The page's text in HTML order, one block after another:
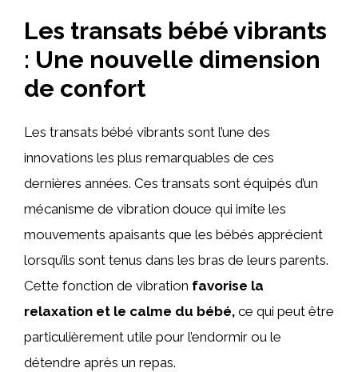
Les transats bébé vibrants
: Une nouvelle dimension
de confort
Les transats bébé vibrants sont l’une des
innovations les plus remarquables de ces
dernières années. Ces transats sont équipés d’un
mécanisme de vibration douce qui imite les
mouvements apaisants que les bébés apprécient
lorsqu’ils sont tenus dans les bras de leurs parents.
Cette fonction de vibration favorise la
relaxation et le calme du bébé, ce qui peut être
particulièrement utile pour l’endormir ou le
détendre après un repas.